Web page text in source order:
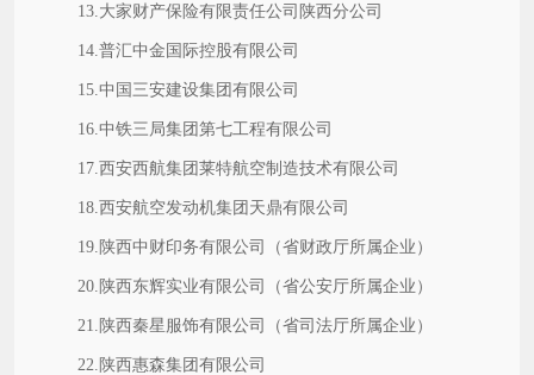
13.大家财产保险有限责任公司陕西分公司
14.普汇中金国际控股有限公司
15.中国三安建设集团有限公司
16.中铁三局集团第七工程有限公司
17.西安西航集团莱特航空制造技术有限公司
18.西安航空发动机集团天鼎有限公司
19.陕西中财印务有限公司（省财政厅所属企业）
20.陕西东辉实业有限公司（省公安厅所属企业）
21.陕西秦星服饰有限公司（省司法厅所属企业）
22.陕西惠森集团有限公司